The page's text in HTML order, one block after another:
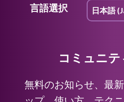
言語選択
コミュニテ
無料のお知らせ、最